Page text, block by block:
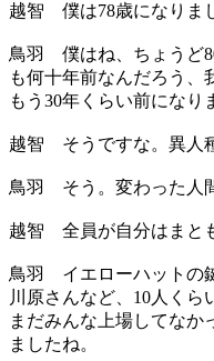
越智 僕は78歳になりま
鳥羽
僕はね、ちょうど
も何十年前なんだろう、
もう30年くらい前になり
越智 そうですな。異人
鳥羽 そう。変わった人
越智 全員が自分はまと
鳥羽
イエローハット
川原さんなど、10人くら
まだみんな上場してなか
ましたね。